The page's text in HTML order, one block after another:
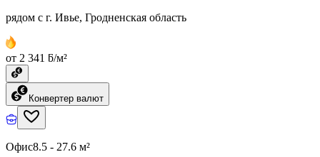
рядом с г. Ивье, Гродненская область
от 2 341 ƃ/м²
Конвертер валют
Офис8.5 - 27.6 м²